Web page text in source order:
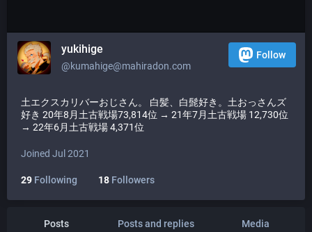
yukihige
@kumahige@mahiradon.com
Follow
土エクスカリバーおじさん。 白髪、白髭好き。土おっさんズ
好き 20年8月土古戦場73,814位 → 21年7月土古戦場 12,730位
→ 22年6月土古戦場 4,371位
Joined Jul 2021
29 Following 18 Followers
Posts Posts and replies Media